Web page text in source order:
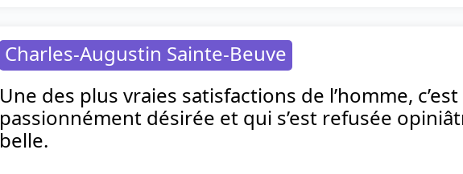
Charles-Augustin Sainte-Beuve
Une des plus vraies satisfactions de l’homme,
passionnément désirée et qui s’est refusée
belle.